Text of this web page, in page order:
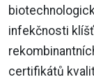
infekčnosti
certifikátů